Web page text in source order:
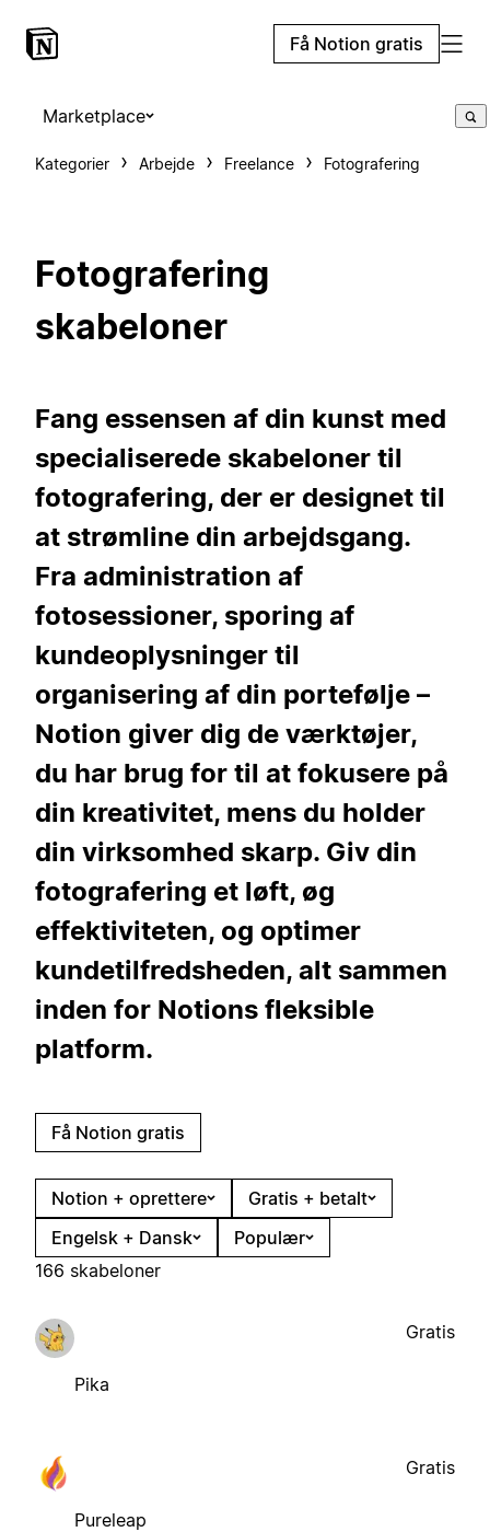
Få Notion gratis
Marketplace
Kategorier Arbejde Freelance Fotografering
Fotografering
skabeloner
Fang essensen af din kunst med
specialiserede skabeloner til
fotografering, der er designet til
at strømline din arbejdsgang.
Fra administration af
fotosessioner, sporing af
kundeoplysninger til
organisering af din portefølje –
Notion giver dig de værktøjer,
du har brug for til at fokusere på
din kreativitet, mens du holder
din virksomhed skarp. Giv din
fotografering et løft, øg
effektiviteten, og optimer
kundetilfredsheden, alt sammen
inden for Notions fleksible
platform.
Få Notion gratis
Notion + oprettere
Gratis + betalt
Engelsk + Dansk
Populær
166 skabeloner
Pika
Gratis
Pureleap
Gratis